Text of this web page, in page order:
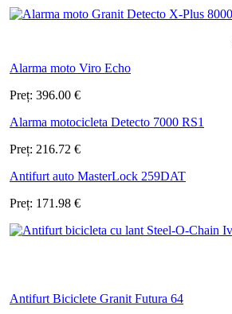
Alarma moto Viro Echo
Preț: 396.00 €
Alarma motocicleta Detecto 7000 RS1
Preț: 216.72 €
Antifurt auto MasterLock 259DAT
Preț: 171.98 €
Antifurt Biciclete Granit Futura 64